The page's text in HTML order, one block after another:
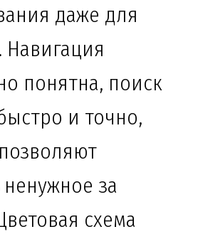
даже для
Навигация
понятна, поиск
и точно,
ненужное за
схема